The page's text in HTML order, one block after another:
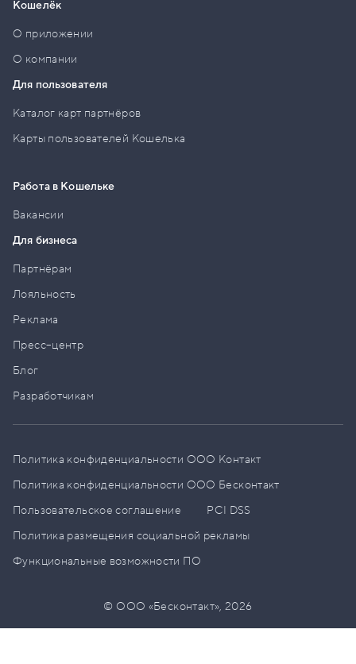
Кошелёк
О приложении
О компании
Для пользователя
Каталог карт партнёров
Карты пользователей Кошелька
Работа в Кошельке
Вакансии
Для бизнеса
Партнёрам
Лояльность
Реклама
Пресс–центр
Блог
Разработчикам
Политика конфиденциальности ООО Контакт
Политика конфиденциальности ООО Бесконтакт
Пользовательское соглашение
PCI DSS
Политика размещения социальной рекламы
Функциональные возможности ПО
© ООО «Бесконтакт»,2026